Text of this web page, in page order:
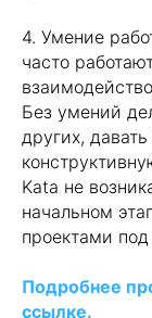
4. Умение
часто
Без умений
других,
Katа не
начальном
проектами
Подробнее
ссылке.